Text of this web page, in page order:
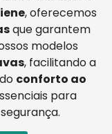
, oferecemos
que garantem
modelos
, facilitando a
conforto ao
para